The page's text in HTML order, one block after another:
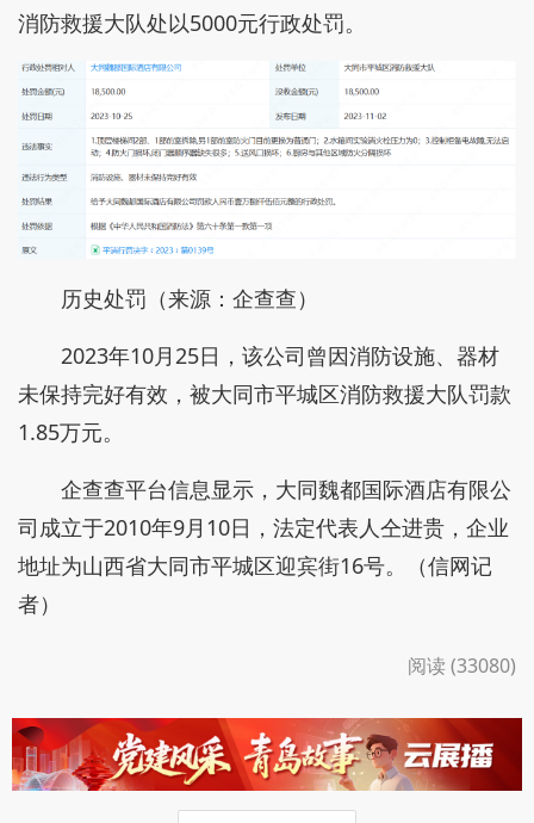
消防救援大队处以5000元行政处罚。
历史处罚（来源：企查查）
2023年10月25日，该公司曾因消防设施、器材
未保持完好有效，被大同市平城区消防救援大队罚款
1.85万元。
企查查平台信息显示，大同魏都国际酒店有限公
司成立于2010年9月10日，法定代表人仝进贵，企业
地址为山西省大同市平城区迎宾街16号。（信网记
者）
阅读 (33080)